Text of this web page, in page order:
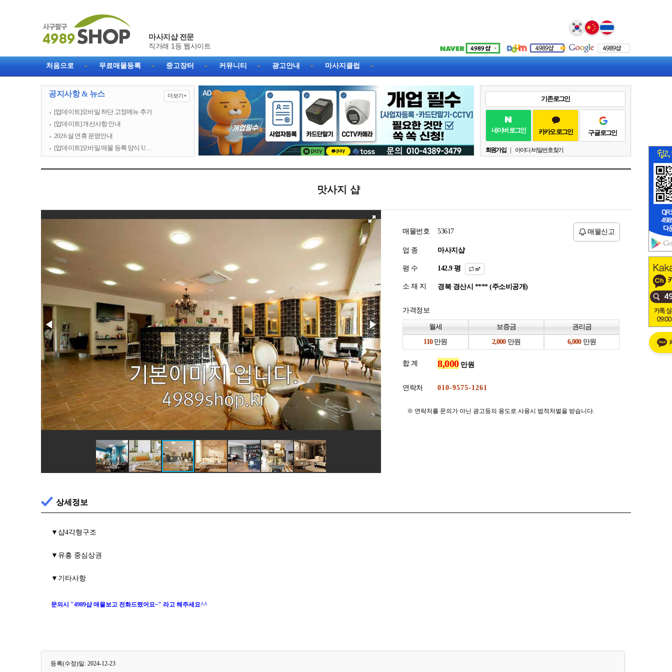
Select Language ▼
마사지샵 전문
직거래 1등 웹사이트
처음으로 무료매물등록 중고장터 커뮤니티 광고안내 마사지클럽
공지사항 & 뉴스 더보기+
[업데이트]모바일 하단 고정메뉴 추가
[업데이트] 개선사항 안내
2026 설 연휴 운영안내
[업데이트]모바일 매물 등록 양식 U…
기존 로그인
네이버 로그인 카카오 로그인 구글 로그인
회원가입 아이디 / 비밀번호 찾기
맛사지 샵
매물번호 53617 매물신고
업 종 마사지샵
평 수 평 ㎡
소 재 지 경북 경산시 **** (주소비공개)
가격정보
월세 보증금
권리금
만원
만원 만원
합 계 만원
연락처
※ 연락처를 문의가 아닌 광고등의 용도로 사용시 법적처벌을 받습니다.
상세정보
▼샵4각형구조
▼유흥 중심상권
▼기타사항
문의시 "4989샵 매물보고 전화드렸어요~" 라고 해주세요^^
등록(수정)일: 2024-12-23